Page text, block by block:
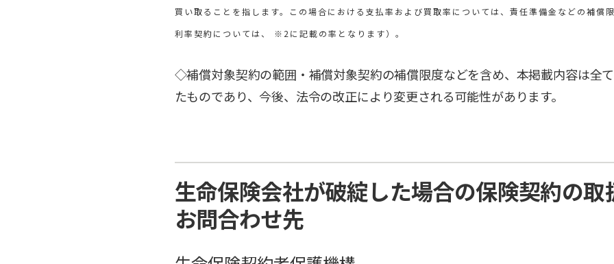
買い取ることを指します。この場合における支払率および買取率については、責任準備金などの補償
利率契約については、 ※2に記載の率となります）。
◇補償対象契約の範囲・補償対象契約の補償限度などを含め、本掲載内容は全
たものであり、今後、法令の改正により変更される可能性があります。
生命保険会社が破綻した場合の保険契約の取
お問合わせ先